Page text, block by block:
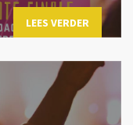
LEES VERDER